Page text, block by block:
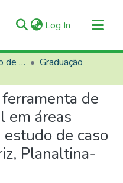
Log In (current)
Trabalhos de Conclusão de Curso (TCCs)
Graduação
de
em áreas
de caso
Planaltina-